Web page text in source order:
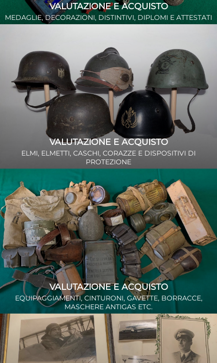
VALUTAZIONE E ACQUISTO
MEDAGLIE, DECORAZIONI, DISTINTIVI, DIPLOMI E ATTESTATI
VALUTAZIONE E ACQUISTO
ELMI, ELMETTI, CASCHI, CORAZZE E DISPOSITIVI DI
PROTEZIONE
VALUTAZIONE E ACQUISTO
EQUIPAGGIAMENTI, CINTURONI, GAVETTE, BORRACCE,
MASCHERE ANTIGAS ETC.